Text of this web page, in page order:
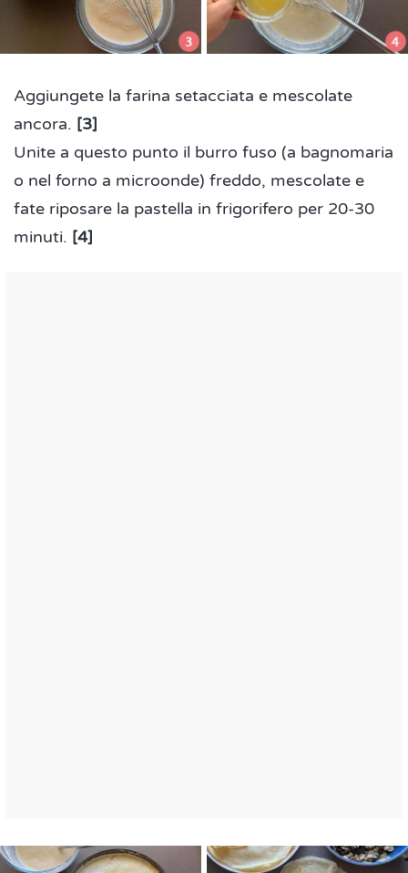
Aggiungete la farina setacciata e mescolate
ancora. [3]
Unite a questo punto il burro fuso (a bagnomaria
o nel forno a microonde) freddo, mescolate e
fate riposare la pastella in frigorifero per 20-30
minuti. [4]